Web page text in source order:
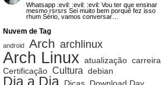
Whatsapp :evil: :evil: :evil: Vou ter que ensinar
mesmo rsrsrs Sei muito bem porquê fez isso
rhum Sério, vamos conversar…
Nuvem de Tag
android Arch archlinux
Arch Linux atualização carreira
Certificação Cultura debian
Dia a Dia